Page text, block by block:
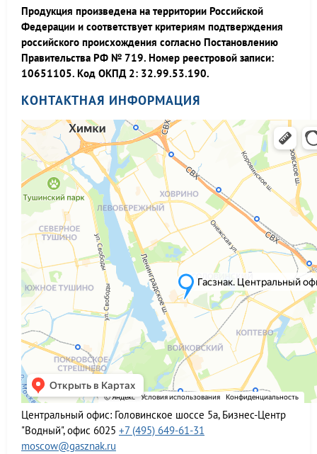
Продукция произведена на территории Российской
Федерации и соответствует критериям подтверждения
российского происхождения согласно Постановлению
Правительства РФ № 719. Номер реестровой записи:
10651105. Код ОКПД 2: 32.99.53.190.
КОНТАКТНАЯ ИНФОРМАЦИЯ
Центральный офис: Головинское шоссе 5а, Бизнес-Центр
"Водный", офис 6025 +7 (495) 649-61-31
moscow@gasznak.ru